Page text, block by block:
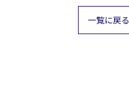
一覧に戻る